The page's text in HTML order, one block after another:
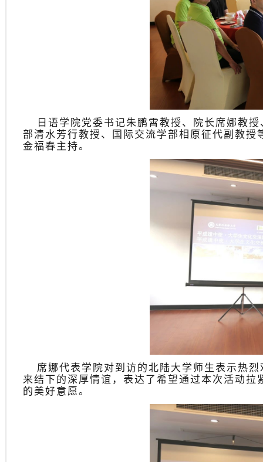
日语学院党委书记朱鹏霄教授、院长席娜教
部清水芳行教授、国际交流学部相原征代副教
金福春主持。
席娜代表学院对到访的北陆大学师生表示热
来结下的深厚情谊，表达了希望通过本次活动
的美好意愿。